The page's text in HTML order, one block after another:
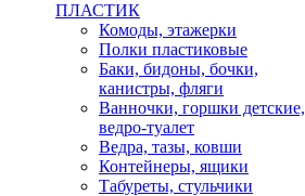
ПЛАСТИК
Комоды, этажерки
Полки пластиковые
Баки, бидоны, бочки,
канистры, фляги
Ванночки, горшки детские,
ведро-туалет
Ведра, тазы, ковши
Контейнеры, ящики
Табуреты, стульчики